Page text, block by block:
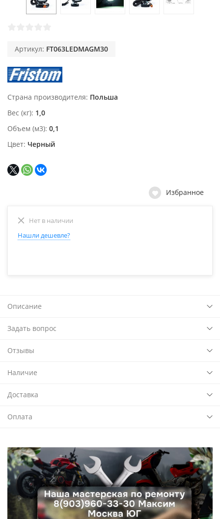
Артикул: FT063LEDMAGM30
Страна производителя Польша
Вес (кг) 1,0
Объем (м3) 0,1
Цвет Черный
Избранное
Нет в наличии
Нашли дешевле?
Описание
Задать вопрос
Отзывы
Наличие
Доставка
Оплата